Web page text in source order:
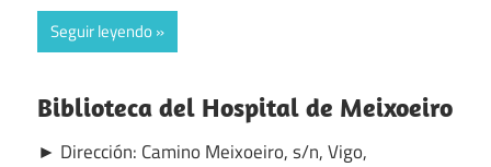
Seguir leyendo
Biblioteca del Hospital de Meixoeiro
► Dirección: Camino Meixoeiro, s/n, Vigo,